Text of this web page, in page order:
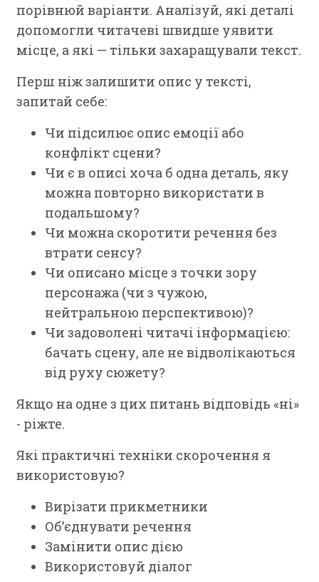
порівнюй варіанти. Аналізуй, які деталі
допомогли читачеві швидше уявити
місце, а які — тільки захаращували текст.
Перш ніж залишити опис у тексті,
запитай себе:
Чи підсилює опис емоції або
конфлікт сцени?
Чи є в описі хоча б одна деталь, яку
можна повторно використати в
подальшому?
Чи можна скоротити речення без
втрати сенсу?
Чи описано місце з точки зору
персонажа (чи з чужою,
нейтральною перспективою)?
Чи задоволені читачі інформацією:
бачать сцену, але не відволікаються
від руху сюжету?
Якщо на одне з цих питань відповідь «ні»
- ріжте.
Які практичні техніки скорочення я
використовую?
Вирізати прикметники
Об’єднувати речення
Замінити опис дією
Використовуй діалог